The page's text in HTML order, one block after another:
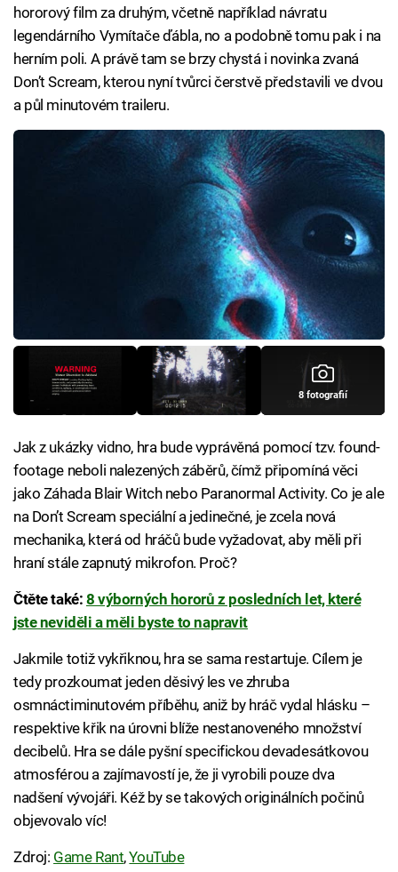
hororový film za druhým, včetně například návratu
legendárního Vymítače ďábla, no a podobně tomu pak i na
herním poli. A právě tam se brzy chystá i novinka zvaná
Don’t Scream, kterou nyní tvůrci čerstvě představili ve dvou
a půl minutovém traileru.
8 fotografií
Jak z ukázky vidno, hra bude vyprávěná pomocí tzv. found-
footage neboli nalezených záběrů, čímž připomíná věci
jako Záhada Blair Witch nebo Paranormal Activity. Co je ale
na Don’t Scream speciální a jedinečné, je zcela nová
mechanika, která od hráčů bude vyžadovat, aby měli při
hraní stále zapnutý mikrofon. Proč?
Čtěte také: 8 výborných hororů z posledních let, které
jste neviděli a měli byste to napravit
Jakmile totiž vykřiknou, hra se sama restartuje. Cílem je
tedy prozkoumat jeden děsivý les ve zhruba
osmnáctiminutovém příběhu, aniž by hráč vydal hlásku –
respektive křik na úrovni blíže nestanoveného množství
decibelů. Hra se dále pyšní specifickou devadesátkovou
atmosférou a zajímavostí je, že ji vyrobili pouze dva
nadšení vývojáři. Kéž by se takových originálních počinů
objevovalo víc!
Zdroj: Game Rant,YouTube